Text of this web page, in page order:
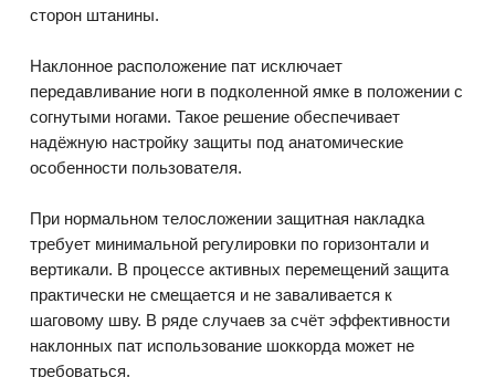
сторон штанины.
Наклонное расположение пат исключает
передавливание ноги в подколенной ямке в положении с
согнутыми ногами. Такое решение обеспечивает
надёжную настройку защиты под анатомические
особенности пользователя.
При нормальном телосложении защитная накладка
требует минимальной регулировки по горизонтали и
вертикали. В процессе активных перемещений защита
практически не смещается и не заваливается к
шаговому шву. В ряде случаев за счёт эффективности
наклонных пат использование шоккорда может не
требоваться.